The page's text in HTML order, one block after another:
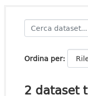
Ordina per
2 dataset